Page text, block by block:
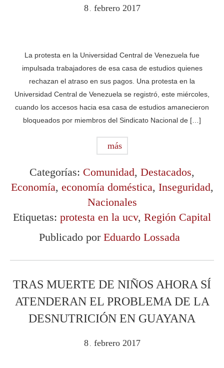
8 . febrero 2017
La protesta en la Universidad Central de Venezuela fue
impulsada trabajadores de esa casa de estudios quienes
rechazan el atraso en sus pagos. Una protesta en la
Universidad Central de Venezuela se registró, este miércoles,
cuando los accesos hacia esa casa de estudios amanecieron
bloqueados por miembros del Sindicato Nacional de […]
más
Categorías: Comunidad, Destacados,
Economía, economía doméstica, Inseguridad,
Nacionales
Etiquetas: protesta en la ucv, Región Capital
Publicado por Eduardo Lossada
TRAS MUERTE DE NIÑOS AHORA SÍ
ATENDERAN EL PROBLEMA DE LA
DESNUTRICIÓN EN GUAYANA
8 . febrero 2017